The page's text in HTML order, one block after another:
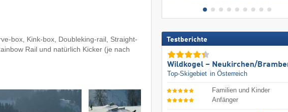
box, Kink-box, Doubleking-rail, Straight-
Rail und natürlich Kicker (je nach
Testberichte
Wildkogel – Neukirchen/​
Top-Skigebiet in Österreich
Familien und Kinder
Anfänger